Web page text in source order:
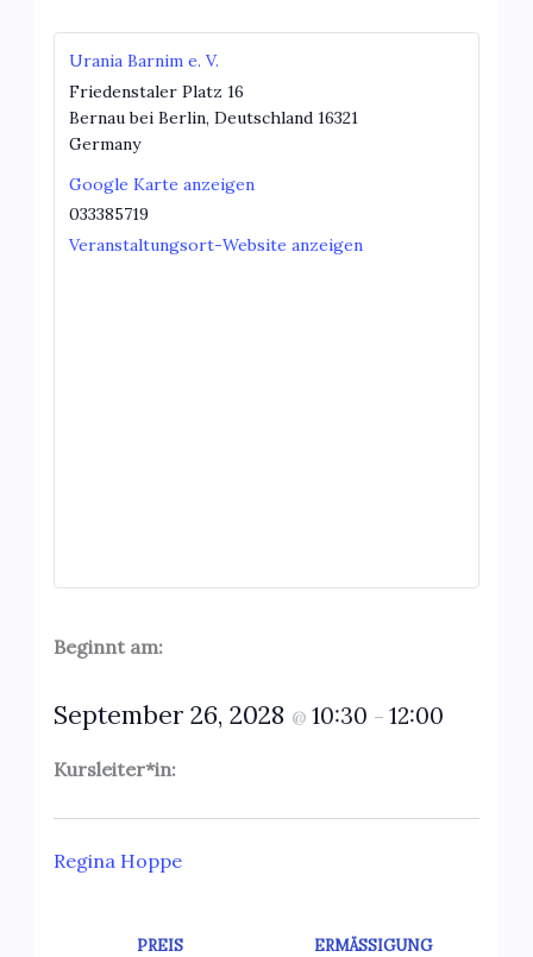
Urania Barnim e. V.
Friedenstaler Platz 16
Bernau bei Berlin, Deutschland 16321
Germany
Google Karte anzeigen
033385719
Veranstaltungsort-Website anzeigen
Beginnt am:
September 26, 2028 @ 10:30 – 12:00
Kursleiter*in:
Regina Hoppe
PREIS
ERMÄSSIGUNG